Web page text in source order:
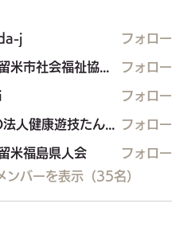
j フォロー
東久留米市社会福祉協議会 フォロー
フォロー
NPO法人健康遊技たんぽぽ フォロー
島県人会
米福島県人会
フォロー
ンバーを表示（35名）